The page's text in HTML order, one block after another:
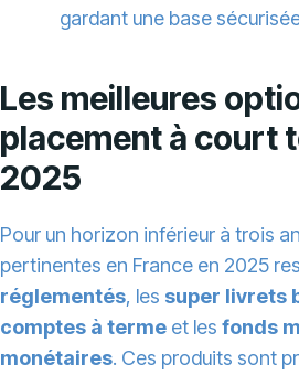
gardant une base
Les meilleures
placement à court
2025
Pour un horizon inférieur à trois
pertinentes en France en 2025
réglementés, les super livrets
comptes à terme et les fonds
monétaires. Ces produits sont